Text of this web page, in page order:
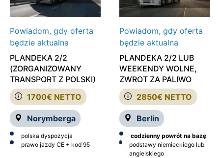
Powiadom, gdy oferta
będzie aktualna
1700€ NETTO
Norymberga
PLANDEKA 2/2
(ZORGANIZOWANY
TRANSPORT Z POLSKI)
polska dyspozycja
prawo jazdy CE + kod 95
Powiadom, gdy oferta
będzie aktualna
2850€ NETTO
Berlin
PLANDEKA 2/2 LUB
WEEKENDY WOLNE,
ZWROT ZA PALIWO
codzienny powrót na bazę
podstawy niemieckiego lub
angielskiego